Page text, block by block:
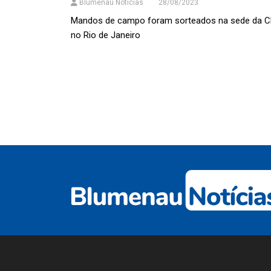
Blumenau Notícias 28/08/2023
Mandos de campo foram sorteados na sede da
no Rio de Janeiro